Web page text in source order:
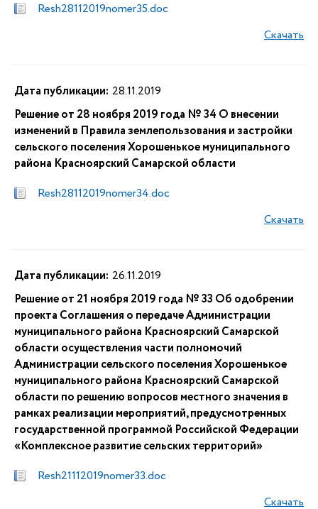
Resh28112019nomer35.doc
Скачать
Дата публикации: 28.11.2019
Решение от 28 ноября 2019 года № 34 О внесении
изменений в Правила землепользования и застройки
сельского поселения Хорошенькое муниципального
района Красноярский Самарской области
Resh28112019nomer34.doc
Скачать
Дата публикации: 26.11.2019
Решение от 21 ноября 2019 года № 33 Об одобрении
проекта Соглашения о передаче Администрации
муниципального района Красноярский Самарской
области осуществления части полномочий
Администрации сельского поселения Хорошенькое
муниципального района Красноярский Самарской
области по решению вопросов местного значения в
рамках реализации мероприятий, предусмотренных
государственной программой Российской Федерации
«Комплексное развитие сельских территорий»
Resh21112019nomer33.doc
Скачать